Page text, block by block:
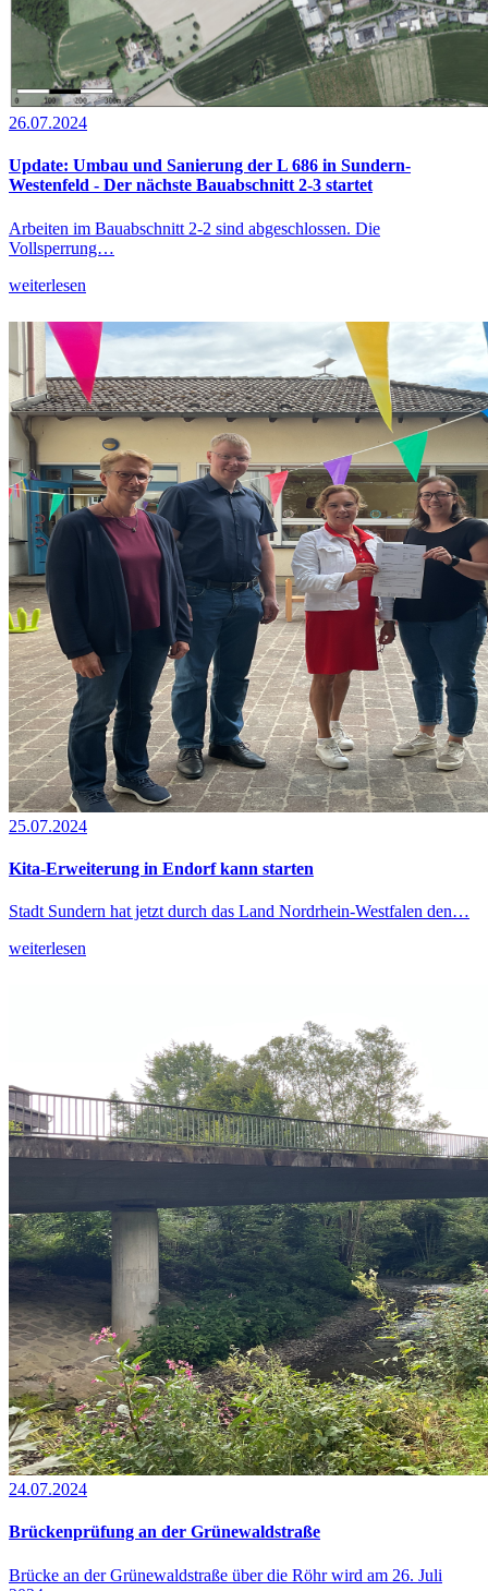
26.07.2024
Update: Umbau und Sanierung der L 686 in Sundern-
Westenfeld - Der nächste Bauabschnitt 2-3 startet
Arbeiten im Bauabschnitt 2-2 sind abgeschlossen. Die
Vollsperrung…
weiterlesen
25.07.2024
Kita-Erweiterung in Endorf kann starten
Stadt Sundern hat jetzt durch das Land Nordrhein-Westfalen den…
weiterlesen
24.07.2024
Brückenprüfung an der Grünewaldstraße
Brücke an der Grünewaldstraße über die Röhr wird am 26. Juli